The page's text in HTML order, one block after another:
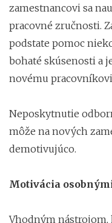
zamestnancovi sa
pracovné zručnosti.
podstate pomoc
bohaté skúsenosti a
novému
Neposkytnutie
môže na nových
demotivujúco.
Motivácia
Vhodným